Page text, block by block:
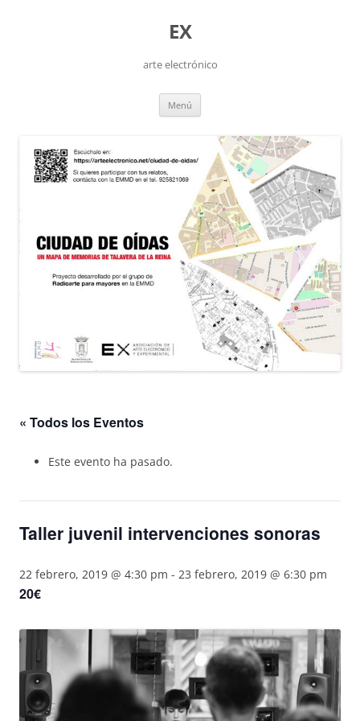
EX
arte electrónico
Menú
« Todos los Eventos
Este evento ha pasado.
Taller juvenil intervenciones sonoras
22 febrero, 2019 @ 4:30 pm - 23 febrero, 2019 @ 6:30 pm
20€